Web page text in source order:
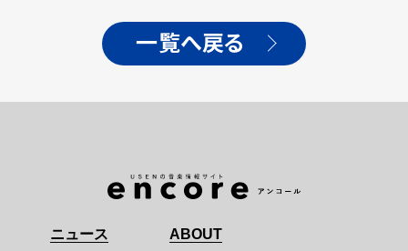
ルを公開
一覧へ戻る
ニュース ABOUT